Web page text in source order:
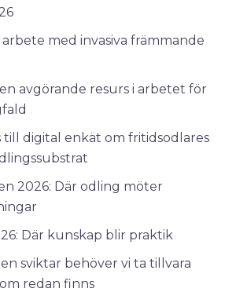
med invasiva främmande
avgörande resurs i arbetet för
till digital enkät om fritidsodlares
2026: Där odling möter
Där kunskap blir praktik
sviktar behöver vi ta tillvara
redan finns